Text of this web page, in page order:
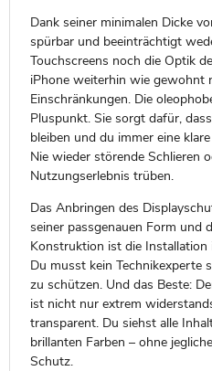
Dank seiner minimalen Dicke
spürbar und beeinträchtigt
Touchscreens noch die Optik
iPhone weiterhin wie gewohnt
Einschränkungen. Die
Pluspunkt. Sie sorgt dafür,
bleiben und du immer eine
Nie wieder störende Schlieren
Nutzungserlebnis trüben.
Das Anbringen des
seiner passgenauen Form und
Konstruktion ist die
Du musst kein Technikexperte
zu schützen. Und das Beste:
ist nicht nur extrem
transparent. Du siehst alle
brillanten Farben – ohne
Schutz.